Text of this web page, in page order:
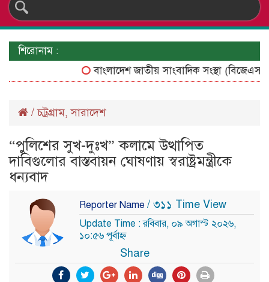
শিরোনাম :
বাংলাদেশ জাতীয় সাংবাদিক সংস্থা (বিজেএসএস)
/চট্রগ্রাম,সারাদেশ
“পুলিশের সুখ-দুঃখ” কলামে উত্থাপিত
দাবিগুলোর বাস্তবায়ন ঘোষণায় স্বরাষ্ট্রমন্ত্রীকে
ধন্যবাদ
Reporter Name / ৩১১ Time View
Update Time : রবিবার, ০৯ অগাস্ট ২০২৬,
১০:৫৬ পূর্বাহ্ন
Share